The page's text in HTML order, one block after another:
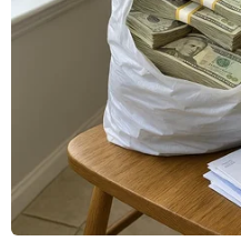
TIN LIÊN QUAN